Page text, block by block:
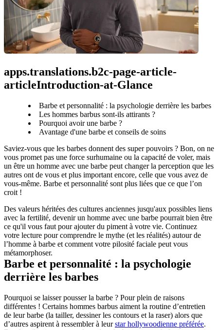
apps.translations.b2c-page-article-
articleIntroduction-at-Glance
Barbe et personnalité : la psychologie derrière les barbes
Les hommes barbus sont-ils attirants ?
Pourquoi avoir une barbe ?
Avantage d'une barbe et conseils de soins
Saviez-vous que les barbes donnent des super pouvoirs ? Bon, on ne
vous promet pas une force surhumaine ou la capacité de voler, mais
un être un homme avec une barbe peut changer la perception que les
autres ont de vous et plus important encore, celle que vous avez de
vous-même. Barbe et personnalité sont plus liées que ce que l’on
croit !
Des valeurs héritées des cultures anciennes jusqu'aux possibles liens
avec la fertilité, devenir un homme avec une barbe pourrait bien être
ce qu'il vous faut pour ajouter du piment à votre vie. Continuez
votre lecture pour comprendre le mythe (et les réalités) autour de
l’homme à barbe et comment votre pilosité faciale peut vous
métamorphoser.
Barbe et personnalité : la psychologie
derrière les barbes
Pourquoi se laisser pousser la barbe ? Pour plein de raisons
différentes ! Certains hommes barbus aiment la routine d’entretien
de leur barbe (la tailler, dessiner les contours et la raser) alors que
d’autres aspirent à ressembler à leur star hollywoodienne préférée.